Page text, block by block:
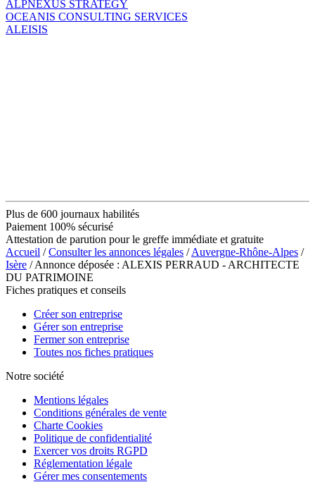
ALPNEXUS STRATEGY
OCEANIS CONSULTING SERVICES
ALEISIS
Plus de 600 journaux habilités
Paiement 100% sécurisé
Attestation de parution pour le greffe immédiate et gratuite
Accueil /Consulter les annonces légales /Auvergne-Rhône-Alpes /
Isère / Annonce déposée : ALEXIS PERRAUD - ARCHITECTE
DU PATRIMOINE
Fiches pratiques et conseils
Créer son entreprise
Gérer son entreprise
Fermer son entreprise
Toutes nos fiches pratiques
Notre société
Mentions légales
Conditions générales de vente
Charte Cookies
Politique de confidentialité
Exercer vos droits RGPD
Réglementation légale
Gérer mes consentements